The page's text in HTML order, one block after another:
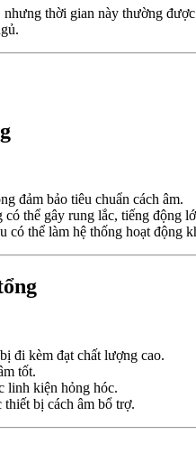
thời gian này thường
đảm bảo tiêu chuẩn cách âm.
thể gây rung lắc, tiếng động
thể làm hệ thống hoạt động
đi kèm đạt chất lượng cao.
tốt.
linh kiện hỏng hóc.
thiết bị cách âm bổ trợ.